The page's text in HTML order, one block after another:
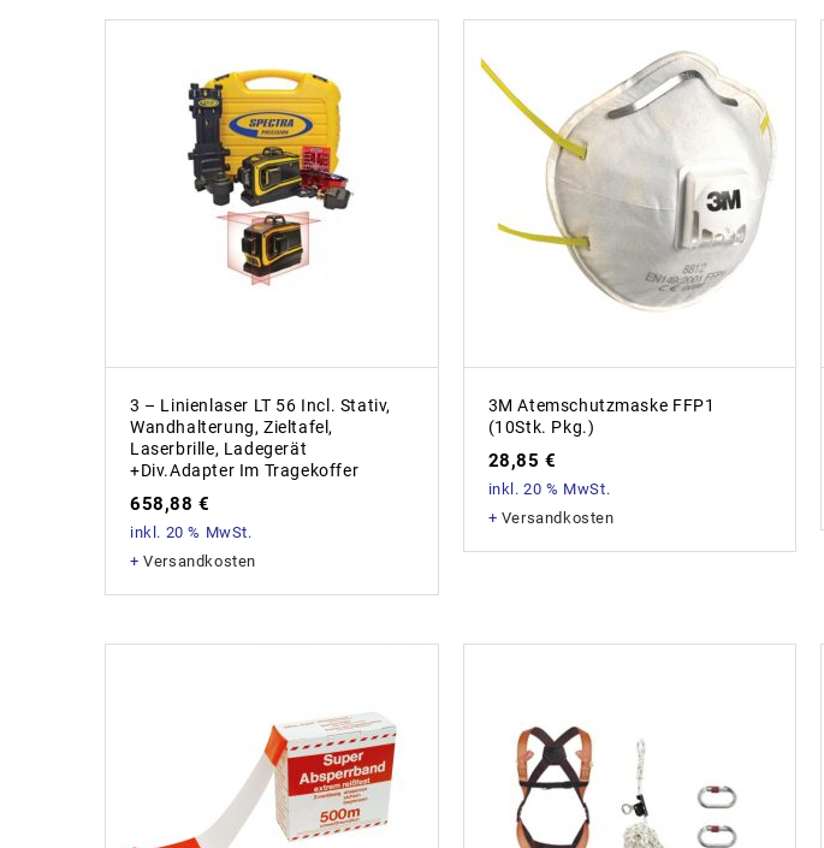
3 – Linienlaser LT 56 Incl. Stativ,
Wandhalterung, Zieltafel,
Laserbrille, Ladegerät
+div.Adapter Im Tragekoffer
658,88€
inkl. 20 % MwSt.
+Versandkosten
3M Atemschutzmaske FFP1
(10Stk. Pkg.)
28,85€
inkl. 20 % MwSt.
+ Versandkosten